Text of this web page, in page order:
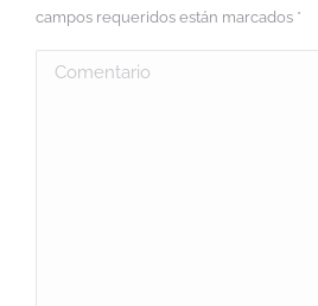
campos requeridos están marcados *
Comentario